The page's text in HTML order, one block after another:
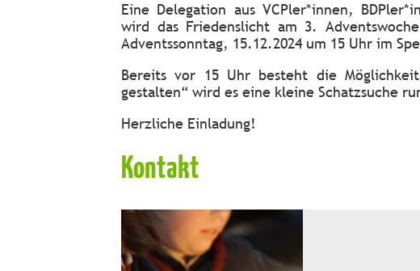
Eine Delegation aus VCPler*innen,
wird das Friedenslicht am 3.
Adventssonntag, 15.12.2024 um 15 Uhr im
Bereits vor 15 Uhr besteht die
gestalten“ wird es eine kleine Schatzsuche
Herzliche Einladung!
Kontakt